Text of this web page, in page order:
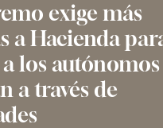
exige más
a Hacienda
los autónomos
a través de